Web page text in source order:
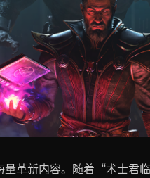
量革新内容。随着“术士君